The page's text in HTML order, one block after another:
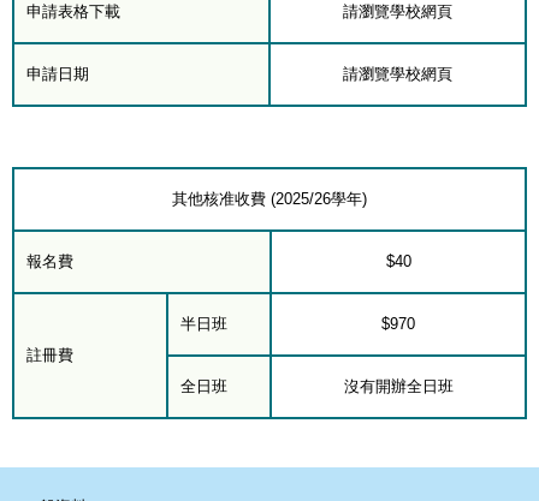
申請表格下載 請瀏覽學校網頁
申請日期 請瀏覽學校網頁
其他核准收費 (2025/26學年)
報名費 $40
註冊費
半日班 $970
全日班 沒有開辦全日班